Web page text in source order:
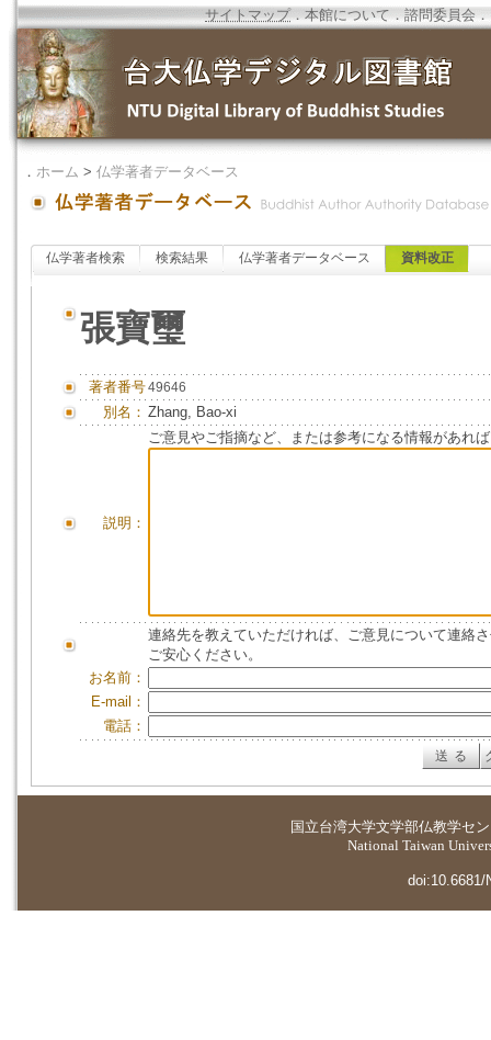
サイトマップ．本館について ．諮問委員会 ．
． ホーム > 仏学著者データベース
仏学著者検索 検索結果 仏学著者データベース 資料改正
張寶璽
著者番号49646
別名： Zhang, Bao-xi
説明：
ご意見やご指摘など、または参考になる情報があれ
連絡先を教えていただければ、ご意見について連絡
ご安心ください。
お名前：
E-mail：
電話：
国立台湾大学文学部仏教学セ
National Taiwan
doi:10.6681/